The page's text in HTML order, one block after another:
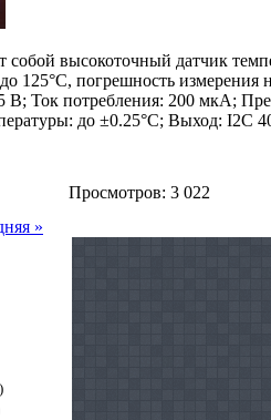
высокоточный датчик
125°C, погрешность
В; Ток потребления: 200 мкА;
до ±0.25°C; Выход: I2C
Просмотров: 3 022
»